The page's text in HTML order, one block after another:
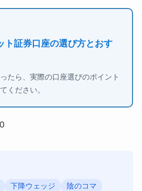
ト証券口座の選び方とおす
たら、実際の口座選びのポイント
ください。
下降ウェッジ 陰のコマ